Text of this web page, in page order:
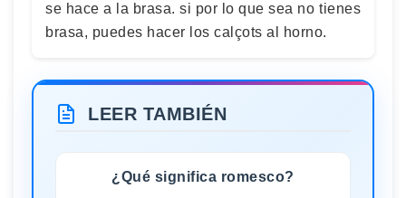
se hace a la brasa. si por lo que sea no tienes
brasa, puedes hacer los calçots al horno.
LEER TAMBIÉN
¿Qué significa romesco?